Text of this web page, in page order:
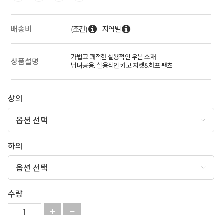
배송비 (조건) 지역별
상품설명
가볍고 쾌적한 실용적인 우븐 소재
남녀공용. 실용적인 카고 자켓&하프 팬츠
상의
하의
수량